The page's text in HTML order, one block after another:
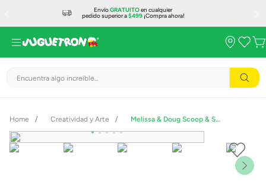
EnvíoGRATUITOen cualquier
pedido superior a$499¡Compra ahora!
Encuentra algo increíble...
Creatividad y Arte Melissa & Doug Scoop & Serve Set de Heladería 073043